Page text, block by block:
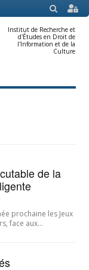
SEARCH
Institut de Recherche et
d'Études en Droit de
l'Information et de la
Culture
de la
prochaine les Jeux
face aux…